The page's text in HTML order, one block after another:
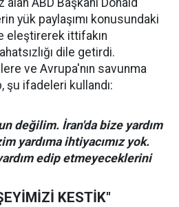
alan ABD Başkanı Donald
yük paylaşımı konusundaki
eleştirerek ittifakın
dile getirdi.
ve Avrupa'nın savunma
şu ifadeleri kullandı:
değilim. İran'da bize yardım
yardıma ihtiyacımız yok.
edip etmeyeceklerini
KESTİK"